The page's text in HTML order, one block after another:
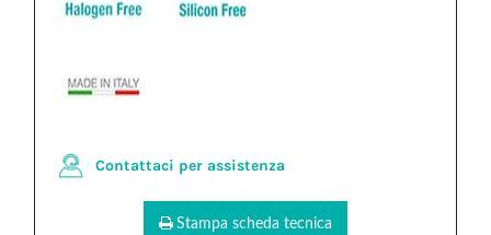
Contattaci per assistenza
Stampa scheda tecnica